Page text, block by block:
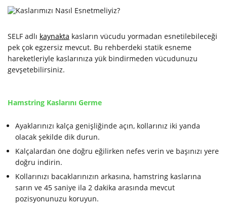
SELF adlı kaynakta kasların vücudu yormadan esnetilebileceği
pek çok egzersiz mevcut. Bu rehberdeki statik esneme
hareketleriyle kaslarınıza yük bindirmeden vücudunuzu
gevşetebilirsiniz.
Hamstring Kaslarını Germe
Ayaklarınızı kalça genişliğinde açın, kollarınız iki yanda
olacak şekilde dik durun.
Kalçalardan öne doğru eğilirken nefes verin ve başınızı yere
doğru indirin.
Kollarınızı bacaklarınızın arkasına, hamstring kaslarına
sarın ve 45 saniye ila 2 dakika arasında mevcut
pozisyonunuzu koruyun.